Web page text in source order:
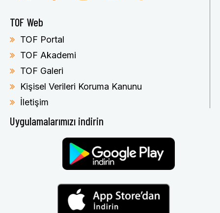
TOF Web
TOF Portal
TOF Akademi
TOF Galeri
Kişisel Verileri Koruma Kanunu
İletişim
Uygulamalarımızı indirin